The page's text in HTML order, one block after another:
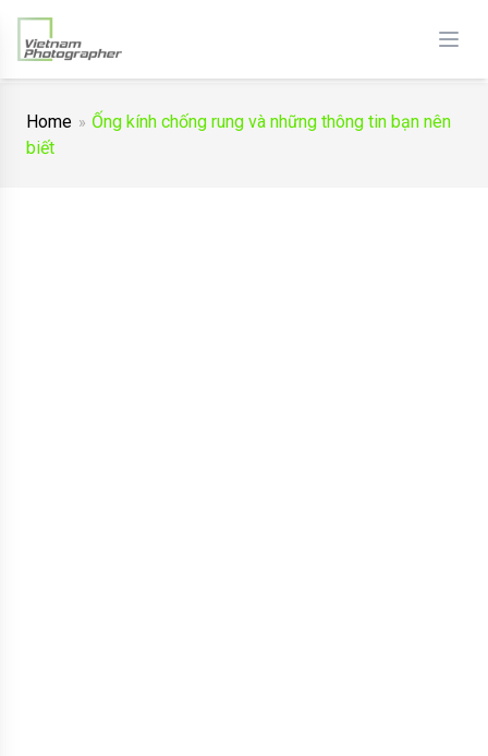
Home
Ống kính chống rung và những thông tin bạn nên
biết